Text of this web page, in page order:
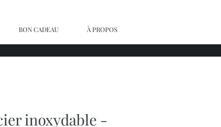
BON CADEAU À PROPOS
inoxydable -